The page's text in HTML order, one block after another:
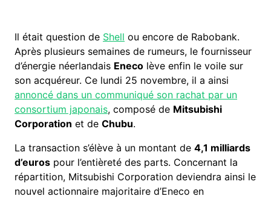
Il était question de Shell ou encore de Rabobank.
Après plusieurs semaines de rumeurs, le fournisseur
d’énergie néerlandais Eneco lève enfin le voile sur
son acquéreur. Ce lundi 25 novembre, il a ainsi
annoncé dans un communiqué son rachat par un
consortium japonais, composé de Mitsubishi
Corporation et deChubu.
La transaction s’élève à un montant de4,1 milliards
d’euros pour l’entièreté des parts. Concernant la
répartition, Mitsubishi Corporation deviendra ainsi le
nouvel actionnaire majoritaire d’Eneco en